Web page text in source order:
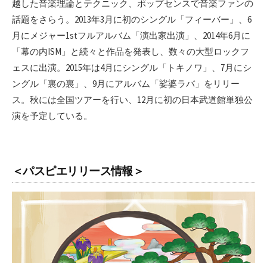
越した音楽理論とテクニック、ポップセンスで音楽ファンの
話題をさらう。2013年3月に初のシングル「フィーバー」、6
月にメジャー1stフルアルバム「演出家出演」、2014年6月に
「幕の内ISM」と続々と作品を発表し、数々の大型ロックフ
ェスに出演。2015年は4月にシングル「トキノワ」、7月にシ
ングル「裏の裏」、9月にアルバム「娑婆ラバ」をリリー
ス。秋には全国ツアーを行い、12月に初の日本武道館単独公
演を予定している。
＜パスピエリリース情報＞